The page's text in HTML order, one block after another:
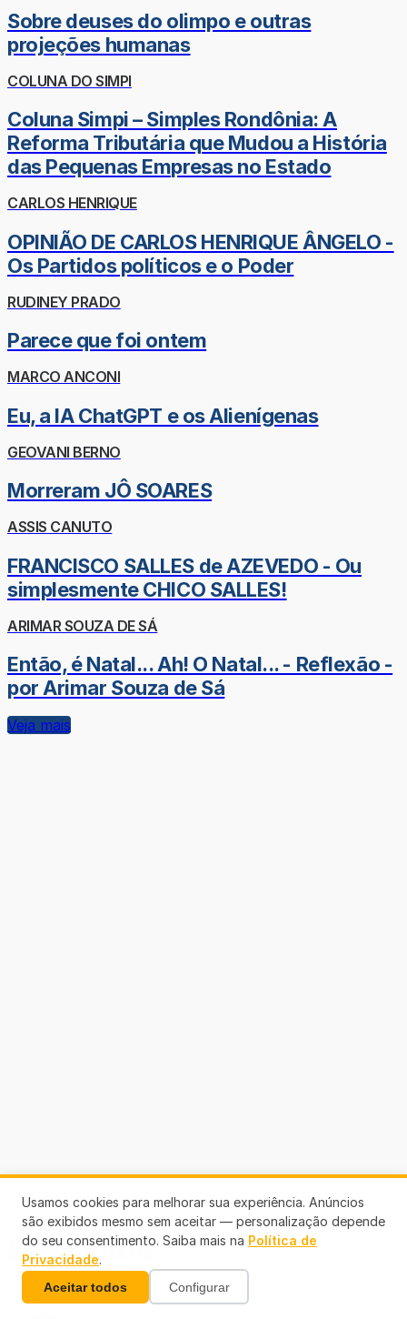
Sobre deuses do olimpo e outras
projeções humanas
COLUNA DO SIMPI
Coluna Simpi – Simples Rondônia: A
Reforma Tributária que Mudou a História
das Pequenas Empresas no Estado
CARLOS HENRIQUE
OPINIÃO DE CARLOS HENRIQUE ÂNGELO -
Os Partidos políticos e o Poder
RUDINEY PRADO
Parece que foi ontem
MARCO ANCONI
Eu, a IA ChatGPT e os Alienígenas
GEOVANI BERNO
Morreram JÔ SOARES
ASSIS CANUTO
FRANCISCO SALLES de AZEVEDO - Ou
simplesmente CHICO SALLES!
ARIMAR SOUZA DE SÁ
Então, é Natal... Ah! O Natal... - Reflexão -
por Arimar Souza de Sá
Veja mais
Links Úteis
Usamos cookies para melhorar sua experiência. Anúncios
são exibidos mesmo sem aceitar — personalização depende
do seu consentimento. Saiba mais na Política de
Privacidade.
Aceitar todos Configurar